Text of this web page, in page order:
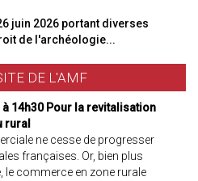
juin 2026 portant diverses
de l'archéologie...
DE L'AMF
à 14h30 Pour la revitalisation
rural
ne cesse de progresser
françaises. Or, bien plus
le commerce en zone rurale